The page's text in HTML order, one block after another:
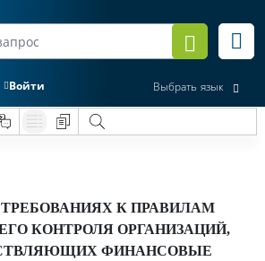
Войти Выбрать язык
К ПРАВИЛАМ
КОНТРОЛЯ ОРГАНИЗАЦИЙ,
ФИНАНСОВЫЕ